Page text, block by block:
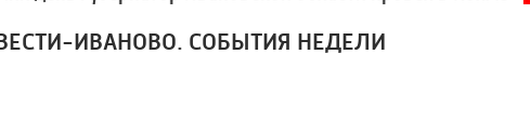
ИВАНОВО. СОБЫТИЯ НЕДЕЛИ